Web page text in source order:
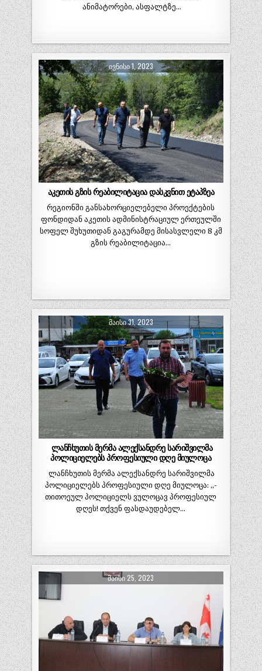
ანიმატორები, ასფალტზე…
ᲘᲕᲜᲘᲡᲘ 1, 2023
აკეთის გზის რეაბილიტაცია დასკვნით ეტაპზეა
რეგიონში განსახორციელებელი პროექტების
ფონდიდან აკეთის ადმინისტრაციულ ერთეულში
სოფელ შუხუთიდან გაგურამდე მისასვლელი 8 კმ
გზის რეაბილიტაცია…
ᲛᲐᲘᲡᲘ 31, 2023
ლანჩხუთის მერმა ალექსანდრე სარიშვილმა
პოლიციელებს პროფესიული დღე მიულოცა
ლანჩხუთის მერმა ალექსანდრე სარიშვილმა
პოლიციელებს პროფესიული დღე მიულოცა: ,,-
თითოეულ პოლიციელს ვულოცავ პროფესიულ
დღეს! თქვენ ფასდაუდებელ…
ᲛᲐᲘᲡᲘ 25, 2023